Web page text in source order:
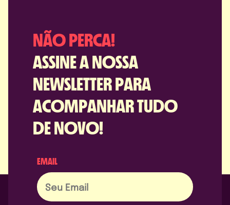
NÃO PERCA!
ASSINE A NOSSA
NEWSLETTER PARA
ACOMPANHAR TUDO
DE NOVO!
EMAIL